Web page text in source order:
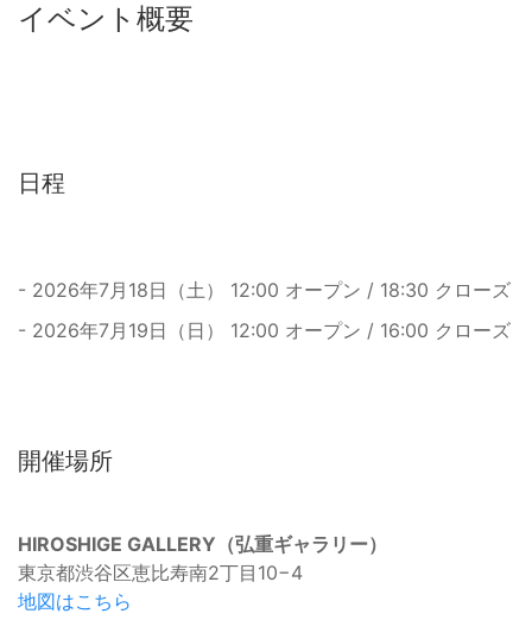
イベント概要
日程
- 2026年7月18日（土） 12:00 オープン / 18:30 クローズ
- 2026年7月19日（日） 12:00 オープン / 16:00 クローズ
開催場所
HIROSHIGE GALLERY（弘重ギャラリー）
東京都渋谷区恵比寿南2丁目10−4
地図はこちら